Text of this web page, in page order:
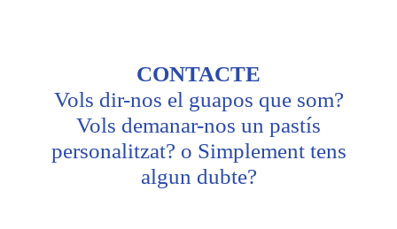
CONTACTE
Vols dir-nos el guapos que som?
Vols demanar-nos un pastís
personalitzat? o Simplement tens
algun dubte?